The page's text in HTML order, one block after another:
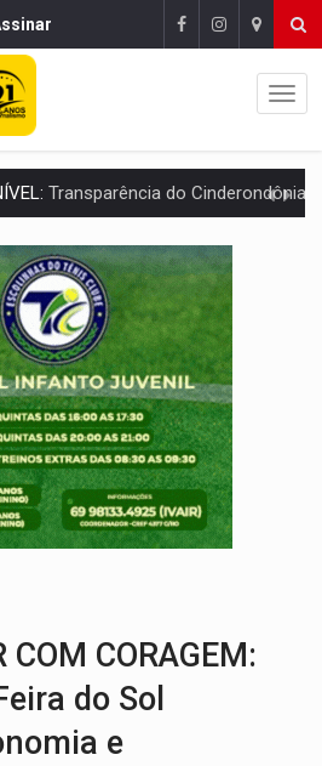
IGs de Rondônia entram em programa internacional para
Acidente envolve cinco veículos em obra de
Corumbiara lidera Ideb 2025 entre redes
Joer 2026 inicia fases regionais e reúne mais de 7,3
denunciam escuridão e insegurança na Estrada
Reabertura de ação no TSE pode resultar em cassação de prefeita
APAE Porto Velho abre inscrições para
R$ 00,00:21 candidatos declaram patrimônio zero em Rondônia
COM CORAGEM:
do Sol
e